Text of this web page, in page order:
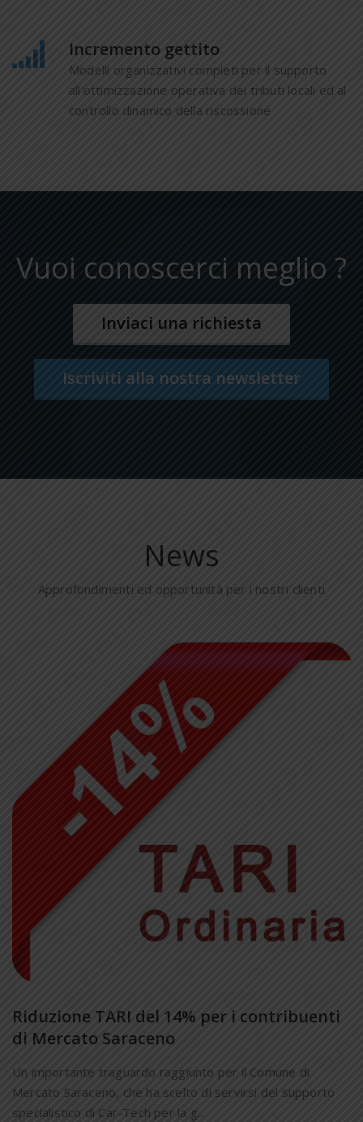
Incremento gettito
Modelli organizzativi completi per il supporto
all'ottimizzazione operativa dei tributi locali ed al
controllo dinamico della riscossione
Vuoi conoscerci meglio ?
Inviaci una richiesta
Iscriviti alla nostra newsletter
News
Approfondimenti ed opportunità per i nostri clienti
Riduzione TARI del 14% per i contribuenti
di Mercato Saraceno
Un importante traguardo raggiunto per il Comune di
Mercato Saraceno, che ha scelto di servirsi del supporto
specialistico di Car-Tech per la g...